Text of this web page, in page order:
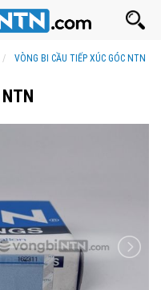
VÒNG BI CẦU TIẾP XÚC GÓC NTN